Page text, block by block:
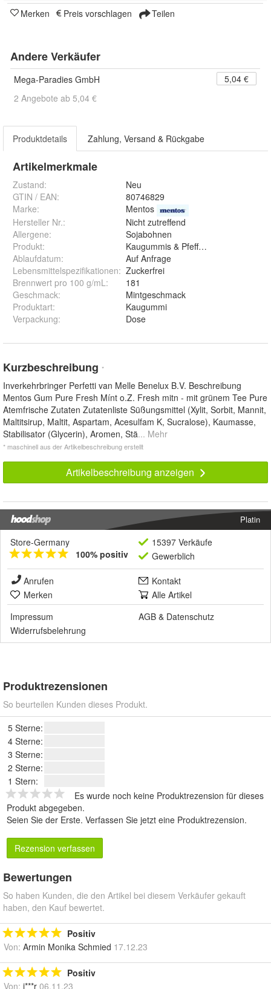
Merken Preis vorschlagen Teilen
Andere Verkäufer
Mega-Paradies GmbH
5,04 €
2 Angebote ab 5,04 €
Produktdetails Zahlung, Versand & Rückgabe
Artikelmerkmale
Zustand:
Neu
GTIN / EAN:
80746829
Marke:
Mentos
Hersteller Nr.:
Nicht zutreffend
Allergene:
Sojabohnen
Produkt:
Kaugummis & Pfefferminzbonbons
Ablaufdatum:
Auf Anfrage
Lebensmittelspezifikationen: Zuckerfrei
Brennwert pro 100 g/mL:
181
Geschmack:
Mintgeschmack
Produktart:
Kaugummi
Verpackung: Dose
Kurzbeschreibung *
Inverkehrbringer Perfetti van Melle Benelux B.V. Beschreibung
Mentos Gum Pure Fresh Mínt o.Z. Fresh mitn - mit grünem Tee Pure
Atemfrische Zutaten Zutatenliste Süßungsmittel (Xylit, Sorbit, Mannit,
Maltitsirup, Maltit, Aspartam, Acesulfam K, Sucralose), Kaumasse,
Stabilisator (Glycerin), Aromen, Stä... Mehr
* maschinell aus der Artikelbeschreibung erstellt
Artikelbeschreibung anzeigen
Platin
Store-Germany
100% positiv
15397 Verkäufe
Gewerblich
Anrufen
Kontakt
Merken
Alle Artikel
Impressum
AGB & Datenschutz
Widerrufsbelehrung
Produktrezensionen
So beurteilen Kunden dieses Produkt.
5 Sterne:
4 Sterne:
3 Sterne:
2 Sterne:
1 Stern:
Es wurde noch keine Produktrezension für dieses
Produkt abgegeben.
Seien Sie der Erste. Verfassen Sie jetzt eine Produktrezension.
Rezension verfassen
Bewertungen
So haben Kunden, die den Artikel bei diesem Verkäufer gekauft
haben, den Kauf bewertet.
Positiv
Von: Armin Monika Schmied 17.12.23
Positiv
Von: i***r 06.11.23